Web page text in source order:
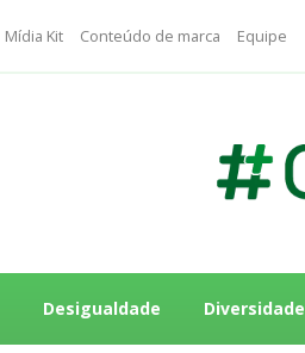
Mídia Kit Conteúdo de marca Equipe
Desigualdade Diversidade